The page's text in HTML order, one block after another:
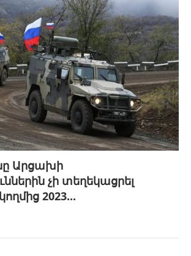
Արցախի
չի տեղեկացրել
2023...